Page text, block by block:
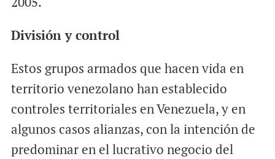
División y control
Estos grupos armados que hacen vida en
territorio venezolano han establecido
controles territoriales en Venezuela, y en
algunos casos alianzas, con la intención de
predominar en el lucrativo negocio del